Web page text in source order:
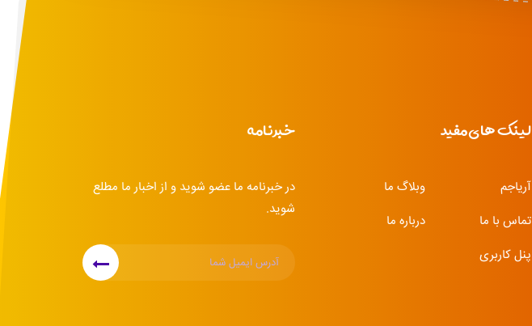
لینک های مفید
آریاجم
وبلاگ ما
تماس با ما
درباره ما
پنل کاربری
خبرنامه
در خبرنامه ما عضو شوید و از اخبار ما مطلع
شوید.